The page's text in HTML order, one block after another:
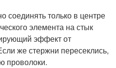
соединять только в центре
элемента на стык
эффект от
же стержни пересеклись,
проволоки.